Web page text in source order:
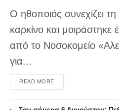
Ο ηθοποιός συνεχίζει
καρκίνο και μοιράστηκε
από το Νοσοκομείο
για...
READ MOREDETAILS